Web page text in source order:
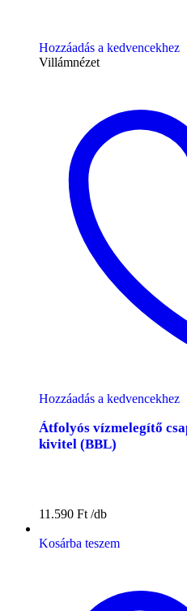
Hozzáadás a kedvencekhez
Villámnézet
Hozzáadás a kedvencekhez
Átfolyós vízmelegítő
kivitel (BBL)
11.590 Ft
Kosárba teszem